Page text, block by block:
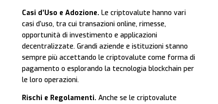
Casi d’Uso e Adozione. Le criptovalute hanno vari
casi d’uso, tra cui transazioni online, rimesse,
opportunità di investimento e applicazioni
decentralizzate. Grandi aziende e istituzioni stanno
sempre più accettando le criptovalute come forma di
pagamento o esplorando la tecnologia blockchain per
le loro operazioni.
Rischi e Regolamenti. Anche se le criptovalute